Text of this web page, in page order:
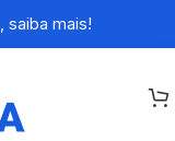
saiba mais!